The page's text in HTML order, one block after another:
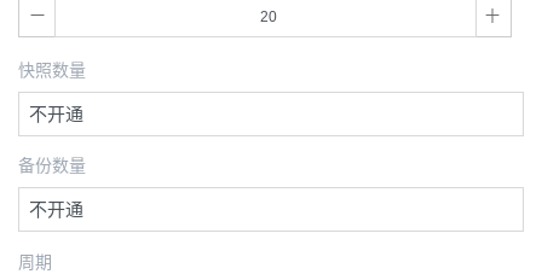
快照数量
不开通
备份数量
不开通
周期